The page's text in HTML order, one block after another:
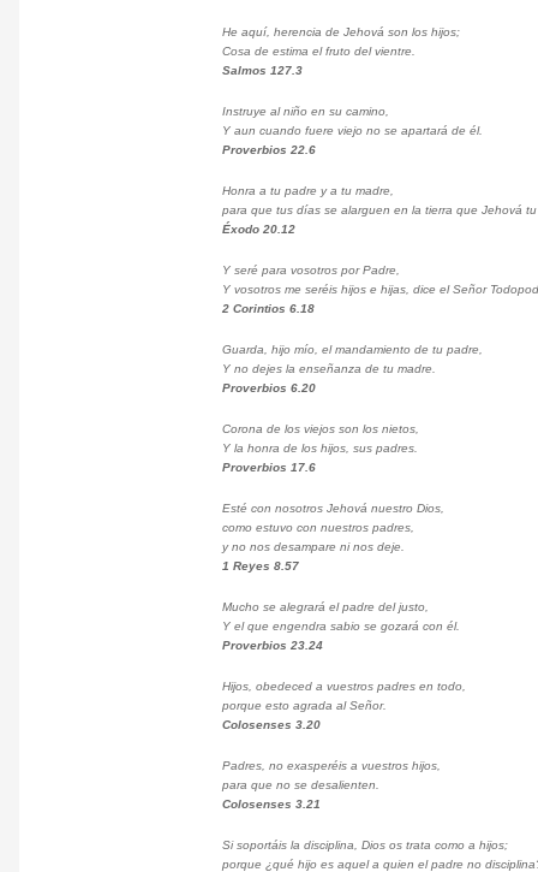
He aquí, herencia de Jehová son los hijos;
Cosa de estima el fruto del vientre.
Salmos 127.3
Instruye al niño en su camino,
Y aun cuando fuere viejo no se apartará de él.
Proverbios 22.6
Honra a tu padre y a tu madre,
para que tus días se alarguen en la tierra que Jehová
Éxodo 20.12
Y seré para vosotros por Padre,
Y vosotros me seréis hijos e hijas, dice el Señor
2 Corintios 6.18
Guarda, hijo mío, el mandamiento de tu padre,
Y no dejes la enseñanza de tu madre.
Proverbios 6.20
Corona de los viejos son los nietos,
Y la honra de los hijos, sus padres.
Proverbios 17.6
Esté con nosotros Jehová nuestro Dios,
como estuvo con nuestros padres,
y no nos desampare ni nos deje.
1 Reyes 8.57
Mucho se alegrará el padre del justo,
Y el que engendra sabio se gozará con él.
Proverbios 23.24
Hijos, obedeced a vuestros padres en todo,
porque esto agrada al Señor.
Colosenses 3.20
Padres, no exasperéis a vuestros hijos,
para que no se desalienten.
Colosenses 3.21
Si soportáis la disciplina, Dios os trata como a hijos;
porque ¿qué hijo es aquel a quien el padre no